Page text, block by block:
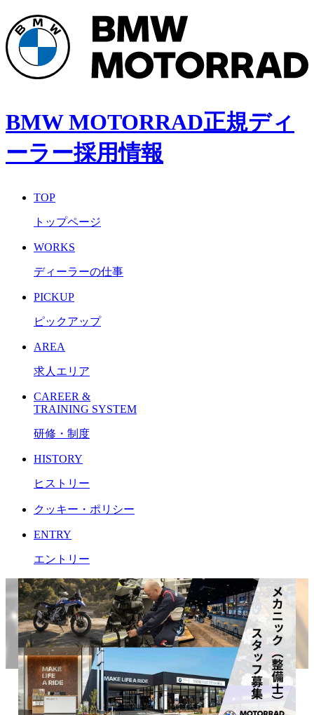
BMW MOTORRAD正規ディ
ーラー採用情報
TOP
トップページ
WORKS
ディーラーの仕事
PICKUP
ピックアップ
AREA
求人エリア
CAREER &
TRAINING SYSTEM
研修・制度
HISTORY
ヒストリー
クッキー・ポリシー
ENTRY
エントリー